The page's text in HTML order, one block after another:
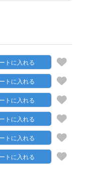
トに入れる
トに入れる
トに入れる
トに入れる
トに入れる
トに入れる